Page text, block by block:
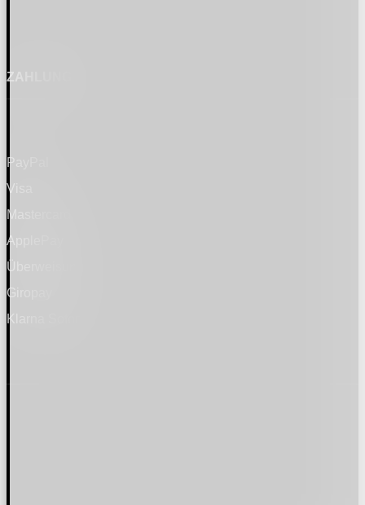
ZAHLUNG
PayPal
Visa
Mastercard
ApplePay
Überweisung
Giropay
Klarna Sofort